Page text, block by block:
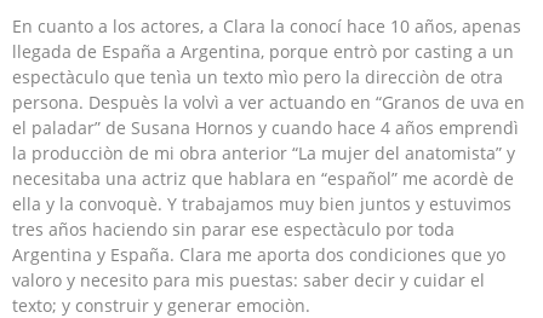
En cuanto a los actores, a Clara la conocí hace 10 años, apenas
llegada de España a Argentina, porque entrò por casting a un
espectàculo que tenìa un texto mìo pero la direcciòn de otra
persona. Despuès la volvì a ver actuando en “Granos de uva en
el paladar” de Susana Hornos y cuando hace 4 años emprendì
la producciòn de mi obra anterior “La mujer del anatomista” y
necesitaba una actriz que hablara en “español” me acordè de
ella y la convoquè. Y trabajamos muy bien juntos y estuvimos
tres años haciendo sin parar ese espectàculo por toda
Argentina y España. Clara me aporta dos condiciones que yo
valoro y necesito para mis puestas: saber decir y cuidar el
texto; y construir y generar emociòn.